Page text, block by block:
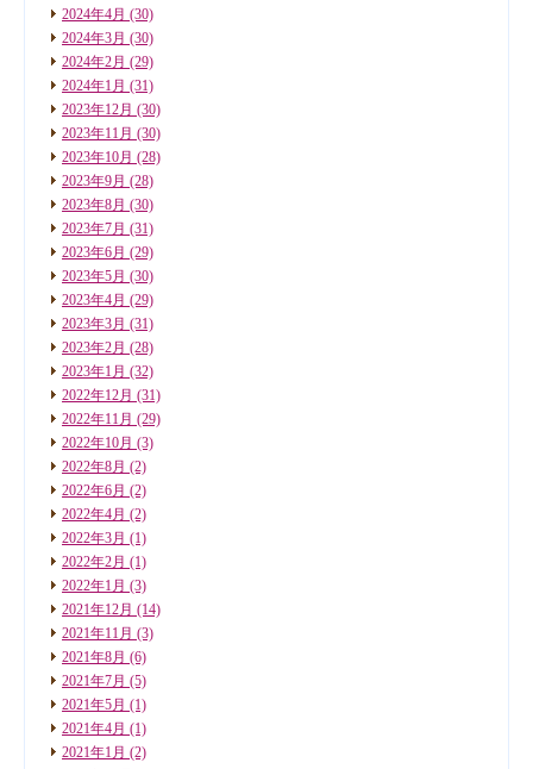
2024年4月 (30)
2024年3月 (30)
2024年2月 (29)
2024年1月 (31)
2023年12月 (30)
2023年11月 (30)
2023年10月 (28)
2023年9月 (28)
2023年8月 (30)
2023年7月 (31)
2023年6月 (29)
2023年5月 (30)
2023年4月 (29)
2023年3月 (31)
2023年2月 (28)
2023年1月 (32)
2022年12月 (31)
2022年11月 (29)
2022年10月 (3)
2022年8月 (2)
2022年6月 (2)
2022年4月 (2)
2022年3月 (1)
2022年2月 (1)
2022年1月 (3)
2021年12月 (14)
2021年11月 (3)
2021年8月 (6)
2021年7月 (5)
2021年5月 (1)
2021年4月 (1)
2021年1月 (2)